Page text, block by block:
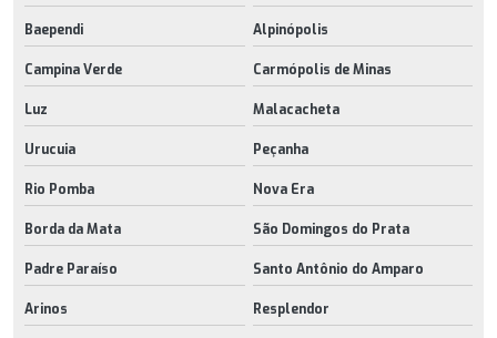
Baependi Alpinópolis
Campina Verde Carmópolis de Minas
Luz Malacacheta
Urucuia Peçanha
Rio Pomba Nova Era
Borda da Mata São Domingos do Prata
Padre Paraíso Santo Antônio do Amparo
Arinos Resplendor